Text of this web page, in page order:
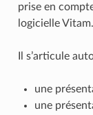
prise en
logicielle Vitam.
Il s’articule
une
une